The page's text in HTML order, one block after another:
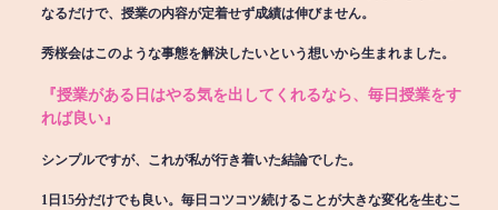
なるだけで、授業の内容が定着せず成績は伸びません。
秀桜会はこのような事態を解決したいという想いから生まれました。
『授業がある日はやる気を出してくれるなら、毎日授業をす
れば良い』
シンプルですが、これが私が行き着いた結論でした。
1日15分だけでも良い。毎日コツコツ続けることが大きな変化を生むこ